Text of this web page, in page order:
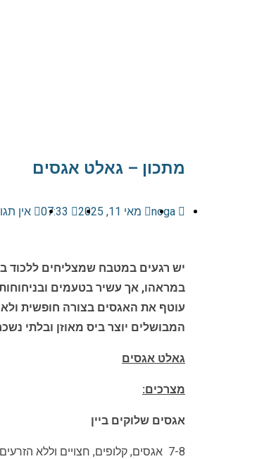
מתכון – גאלט אגסים
noga מאי 11, 2025 07:33 אין
יש רגעים במטבח שמצליחים ללכוד
במראהו, אך עשיר בטעמים
עוטף את האגסים בצורה חופשית ולא
המבושלים יוצר ביס מאוזן ובלתי
גאלט אגסים
מצרכים:
אגסים שלוקים ביין
7-8 אגסים, קלופים, חצויים וללא הזרעים